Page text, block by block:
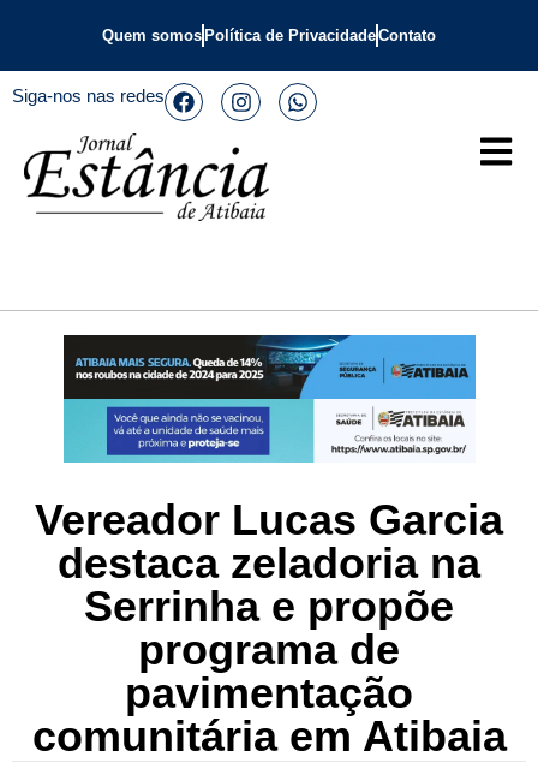
Quem somos Política de PrivacidadeContato
Siga-nos nas redes
Vereador Lucas Garcia
destaca zeladoria na
Serrinha e propõe
programa de
pavimentação
comunitária em Atibaia